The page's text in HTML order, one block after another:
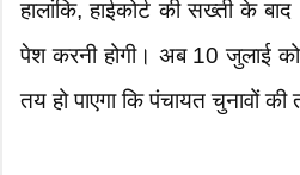
हालांकि, हाईकोर्ट की सख्ती के
पेश करनी होगी। अब 10 जुलाई को
तय हो पाएगा कि पंचायत चुनावों की